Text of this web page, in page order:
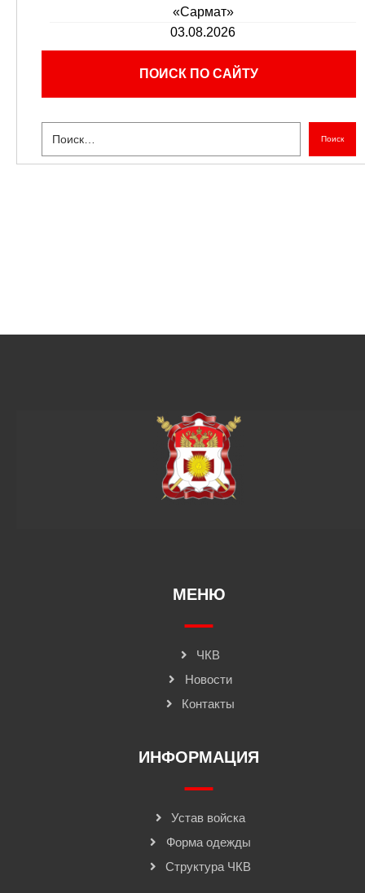
«Сармат»
03.08.2026
ПОИСК ПО САЙТУ
Поиск
МЕНЮ
ЧКВ
Новости
Контакты
ИНФОРМАЦИЯ
Устав войска
Форма одежды
Структура ЧКВ